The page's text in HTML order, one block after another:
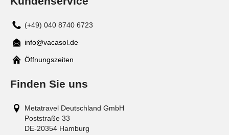
(+49) 040 8740 6723
Mail
info@vacasol.de
Öffnungszeiten
Finden Sie uns
Metatravel Deutschland GmbH
Poststraße 33
DE-20354 Hamburg